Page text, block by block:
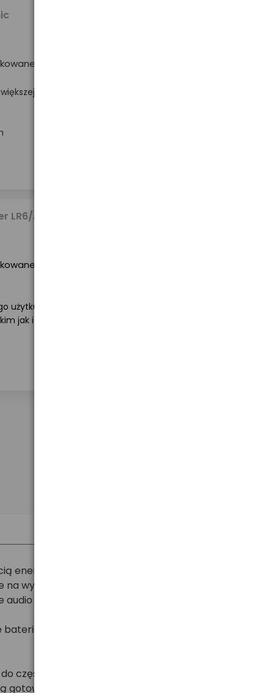
LR6/AA
użytku
jak i
i dłuższym czasem przydatności do użycia.
wycieki. Posiadają zastosowanie w urządzeniach
i radia, latarki, czy aparaty cyfrowe.
alkaliczne w rozmiarach: LR14 (C), LR20 (D),
częstej wymiany baterii alkalicznych, powinieneś
do użycia zaraz po załadowaniu oraz mogą